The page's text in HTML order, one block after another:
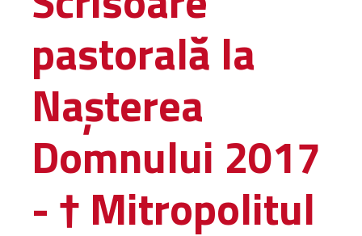
Administrativă
Protopopiate
Mănăstiri,
biserici și
monumente
Diaconii
Centre și
Asociații
Parohii
pastorală la
Nașterea
Domnului 2017
- † Mitropolitul